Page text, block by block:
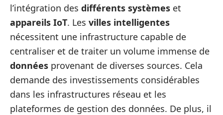
l’intégration des différents systèmes et
appareils IoT. Les villes intelligentes
nécessitent une infrastructure capable de
centraliser et de traiter un volume immense de
données provenant de diverses sources. Cela
demande des investissements considérables
dans les infrastructures réseau et les
plateformes de gestion des données. De plus, il